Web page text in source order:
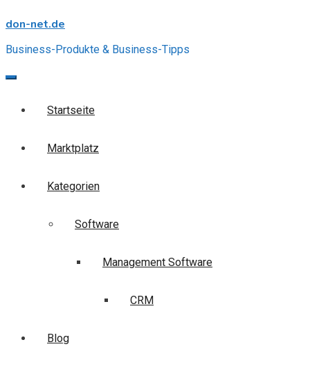
to
don-net.de
Business-Produkte & Business-Tipps
Startseite
Marktplatz
Kategorien
Software
Management Software
CRM
Blog